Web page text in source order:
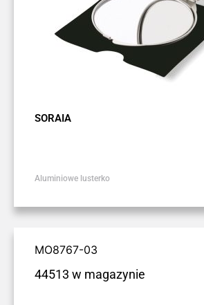
SORAIA
Aluminiowe lusterko
MO8767-03
44513 w magazynie